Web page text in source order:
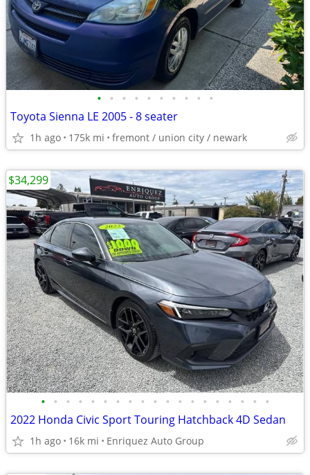
• • • • • • • • • •
Toyota Sienna LE 2005 - 8 seater
1h ago 175k mi fremont / union city / newark
• • • • • • • • • • • • • • • • • • •
2022 Honda Civic Sport Touring Hatchback 4D Sedan
1h ago 16k mi Enriquez Auto Group
$34,299